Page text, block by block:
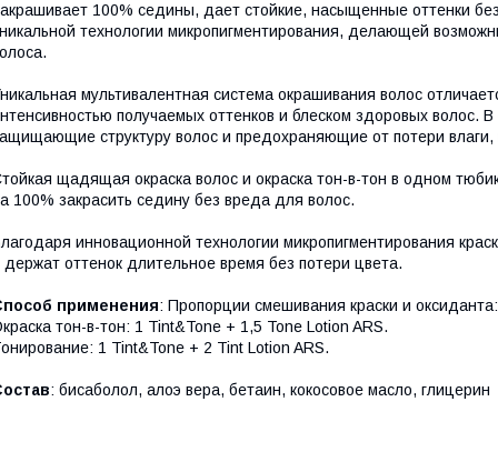
100% седины, дает стойкие, насыщенные оттенки
технологии микропигментирования, делающей
мультивалентная система окрашивания волос
получаемых оттенков и блеском здоровых волос.
структуру волос и предохраняющие от потери
щадящая окраска волос и окраска тон-в-тон в одном
100% закрасить седину без вреда для волос.
инновационной технологии микропигментирования
держат оттенок длительное время без потери цвета.
применения: Пропорции смешивания краски и оксиданта:
тон-в-тон: 1 Tint&Tone + 1,5 Tone Lotion ARS.
1 Tint&Tone + 2 Tint Lotion ARS.
: бисаболол, алоэ вера, бетаин, кокосовое масло, глицерин